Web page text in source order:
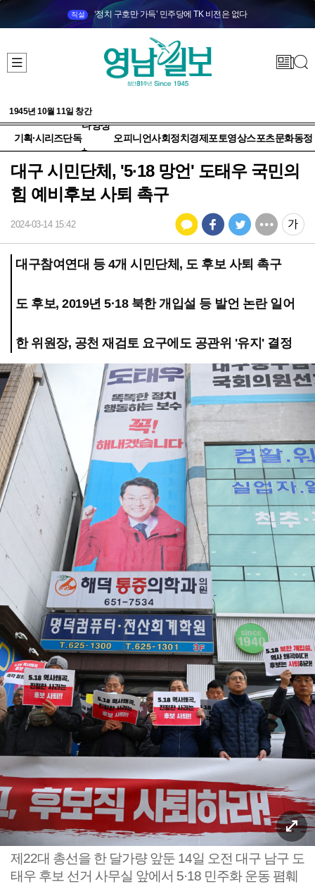
직설 ‘정치 구호만 가득’ 민주당에 TK 비전은 없다
1945년 10월 11일 창간
기획·시리즈단독
다양성
+
오피니언사회정치 경제 포토영상스포츠문화동정
대구 시민단체, '5·18 망언' 도태우 국민의
힘 예비후보 사퇴 촉구
2024-03-14 15:42
대구참여연대 등 4개 시민단체, 도 후보 사퇴 촉구
도 후보, 2019년 5·18 북한 개입설 등 발언 논란 일어
한 위원장, 공천 재검토 요구에도 공관위 '유지' 결정
제22대 총선을 한 달가량 앞둔 14일 오전 대구 남구 도
태우 후보 선거 사무실 앞에서 5·18 민주화 운동 폄훼